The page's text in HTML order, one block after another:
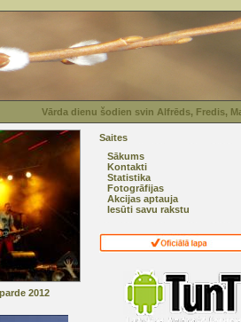
Vārda dienu šodien svin Alfrēds, Fredis,
2012
Saites
Sākums
Kontakti
Statistika
Fotogrāfijas
Akcijas aptauja
Iesūti savu rakstu